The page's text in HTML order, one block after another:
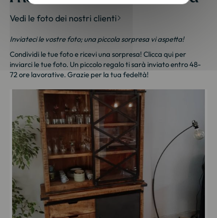
Vedi le foto dei nostri clienti
Inviateci le vostre foto; una piccola sorpresa vi aspetta!
Condividi le tue foto e ricevi una sorpresa! Clicca qui per
inviarci le tue foto. Un piccolo regalo ti sarà inviato entro 48-
72 ore lavorative. Grazie per la tua fedeltà!